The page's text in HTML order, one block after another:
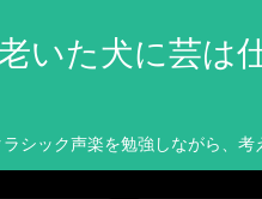
いた犬に芸は
ラシック声楽を勉強しながら